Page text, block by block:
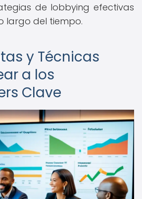
de lobbying efectivas
largo del tiempo.
y Técnicas
a los
Clave